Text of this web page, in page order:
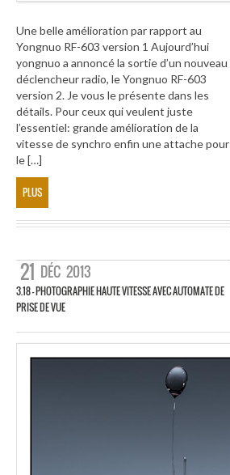
Une belle amélioration par rapport au
Yongnuo RF-603 version 1 Aujourd’hui
yongnuo a annoncé la sortie d’un nouveau
déclencheur radio, le Yongnuo RF-603
version 2. Je vous le présente dans les
détails. Pour ceux qui veulent juste
l’essentiel: grande amélioration de la
vitesse de synchro enfin une attache pour
le […]
PLUS
21 DÉC 2013
3.18 – PHOTOGRAPHIE HAUTE VITESSE AVEC AUTOMATE DE
PRISE DE VUE